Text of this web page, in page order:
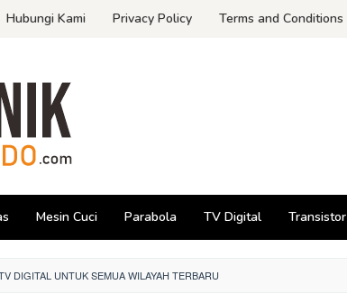
Hubungi Kami Privacy Policy Terms and Conditions
Mesin Cuci Parabola TV Digital Transistor
DIGITAL UNTUK SEMUA WILAYAH TERBARU